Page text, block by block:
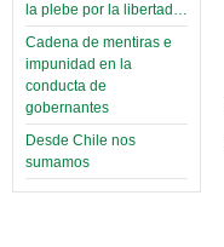
la plebe por la libertad…
Cadena de mentiras e
impunidad en la
conducta de
gobernantes
Desde Chile nos
sumamos